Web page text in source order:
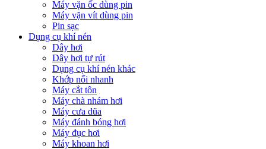
Máy vặn ốc dùng pin
Máy vặn vít dùng pin
Pin sạc
Dụng cụ khí nén
Dây hơi
Dây hơi tự rút
Dụng cụ khí nén khác
Khớp nối nhanh
Máy cắt tôn
Máy chà nhám hơi
Máy cưa dũa
Máy đánh bóng hơi
Máy đục hơi
Máy khoan hơi